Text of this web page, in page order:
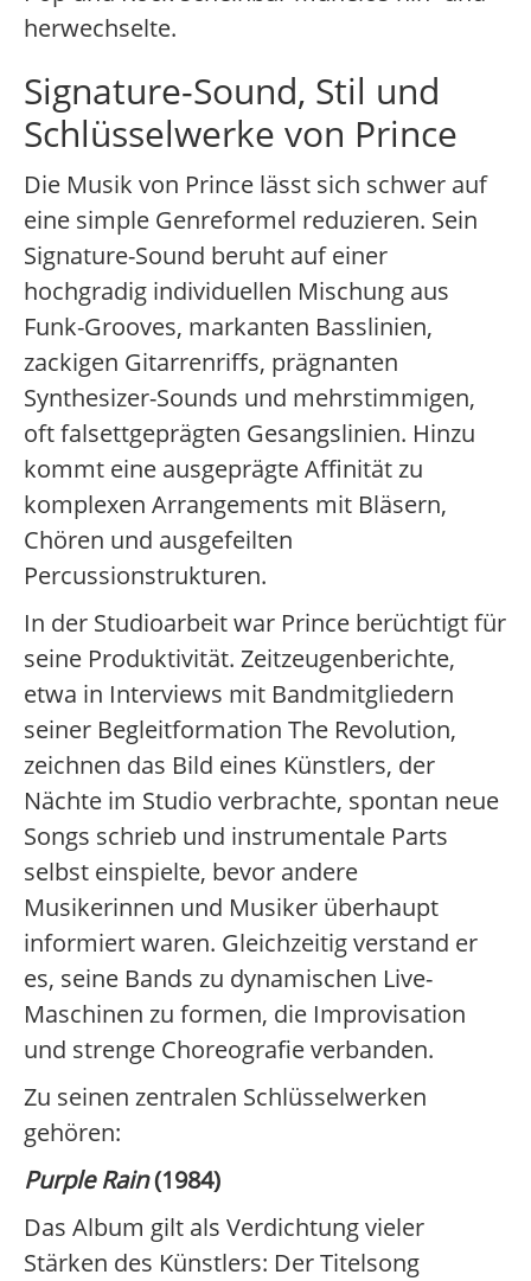
herwechselte.
Signature-Sound, Stil und
Schlüsselwerke von Prince
Die Musik von Prince lässt sich schwer auf
eine simple Genreformel reduzieren. Sein
Signature-Sound beruht auf einer
hochgradig individuellen Mischung aus
Funk-Grooves, markanten Basslinien,
zackigen Gitarrenriffs, prägnanten
Synthesizer-Sounds und mehrstimmigen,
oft falsettgeprägten Gesangslinien. Hinzu
kommt eine ausgeprägte Affinität zu
komplexen Arrangements mit Bläsern,
Chören und ausgefeilten
Percussionstrukturen.
In der Studioarbeit war Prince berüchtigt für
seine Produktivität. Zeitzeugenberichte,
etwa in Interviews mit Bandmitgliedern
seiner Begleitformation The Revolution,
zeichnen das Bild eines Künstlers, der
Nächte im Studio verbrachte, spontan neue
Songs schrieb und instrumentale Parts
selbst einspielte, bevor andere
Musikerinnen und Musiker überhaupt
informiert waren. Gleichzeitig verstand er
es, seine Bands zu dynamischen Live-
Maschinen zu formen, die Improvisation
und strenge Choreografie verbanden.
Zu seinen zentralen Schlüsselwerken
gehören:
Purple Rain(1984)
Das Album gilt als Verdichtung vieler
Stärken des Künstlers: Der Titelsong